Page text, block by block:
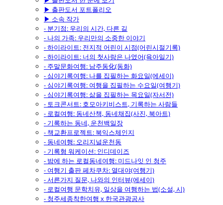
▶ 출판도서 포트폴리오
▶ 소속 작가
- 분기점: 우리의 시간, 다른 길
- 나의 가족: 우리만의 소중한 이야기
- 하이라이트: 전지적 어린이 시점(어린시절기록)
- 하이라이트: 너의 첫사랑은 나였어(육아일기)
- 주말문화여행: 남주동化(동화)
- 심야기록여행: 나를 집필하는 화요일(에세이)
- 심야기록여행: 여행을 집필하는 수요일(여행기)
- 심야기록여행: 삶을 집필하는 목요일(자서전)
- 토크콘서트: 호모아키비스트, 기록하는 사람들
- 로컬여행: 동네산책, 동네채집(사진, 북아트)
- 기록하는 동네, 운천백일장
- 책교환프로젝트: 북익스체인지
- 동네여행: 오리지널운천동
- 기록형 워케이션: 인디데이즈
- 밤에 하는 로컬동네여행: 미드나잇 인 청주
- 여행기 출판 페차쿠차: 열대야(여행기)
- 서른가지 질문, 나와의 인터뷰(에세이)
- 로컬여행 문학치유, 일상을 여행하는 법(소설, 시)
- 청주세종착한여행 x 한국관광공사